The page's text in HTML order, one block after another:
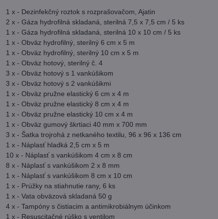
1 x - Dezinfekčný roztok s rozprašovačom, Ajatin
2 x - Gáza hydrofilná skladaná, sterilná 7,5 x 7,5 cm / 5 ks
1 x - Gáza hydrofilná skladaná, sterilná 10 x 10 cm / 5 ks
1 x - Obväz hydrofilný, sterilný 6 cm x 5 m
1 x - Obväz hydrofilný, sterilný 10 cm x 5 m
1 x - Obväz hotový, sterilný č. 4
3 x - Obväz hotový s 1 vankúšikom
3 x - Obväz hotový s 2 vankúšikmi
1 x - Obväz pružne elastický 6 cm x 4 m
1 x - Obväz pružne elastický 8 cm x 4 m
1 x - Obväz pružne elastický 10 cm x 4 m
1 x - Obväz gumový škrtiaci 40 mm x 700 mm
3 x - Šatka trojrohá z netkaného textilu, 96 x 96 x 136 cm
1 x - Náplasť hladká 2,5 cm x 5 m
10 x - Náplasť s vankúšikom 4 cm x 8 cm
8 x - Náplasť s vankúšikom 2 x 8 mm
1 x - Náplasť s vankúšikom 8 cm x 10 cm
1 x - Prúžky na stiahnutie rany, 6 ks
1 x - Vata obväzová skladaná 50 g
4 x - Tampóny s čistiacim a antimikrobiálnym účinkom
1 x - Resuscitačné rúško s ventilom